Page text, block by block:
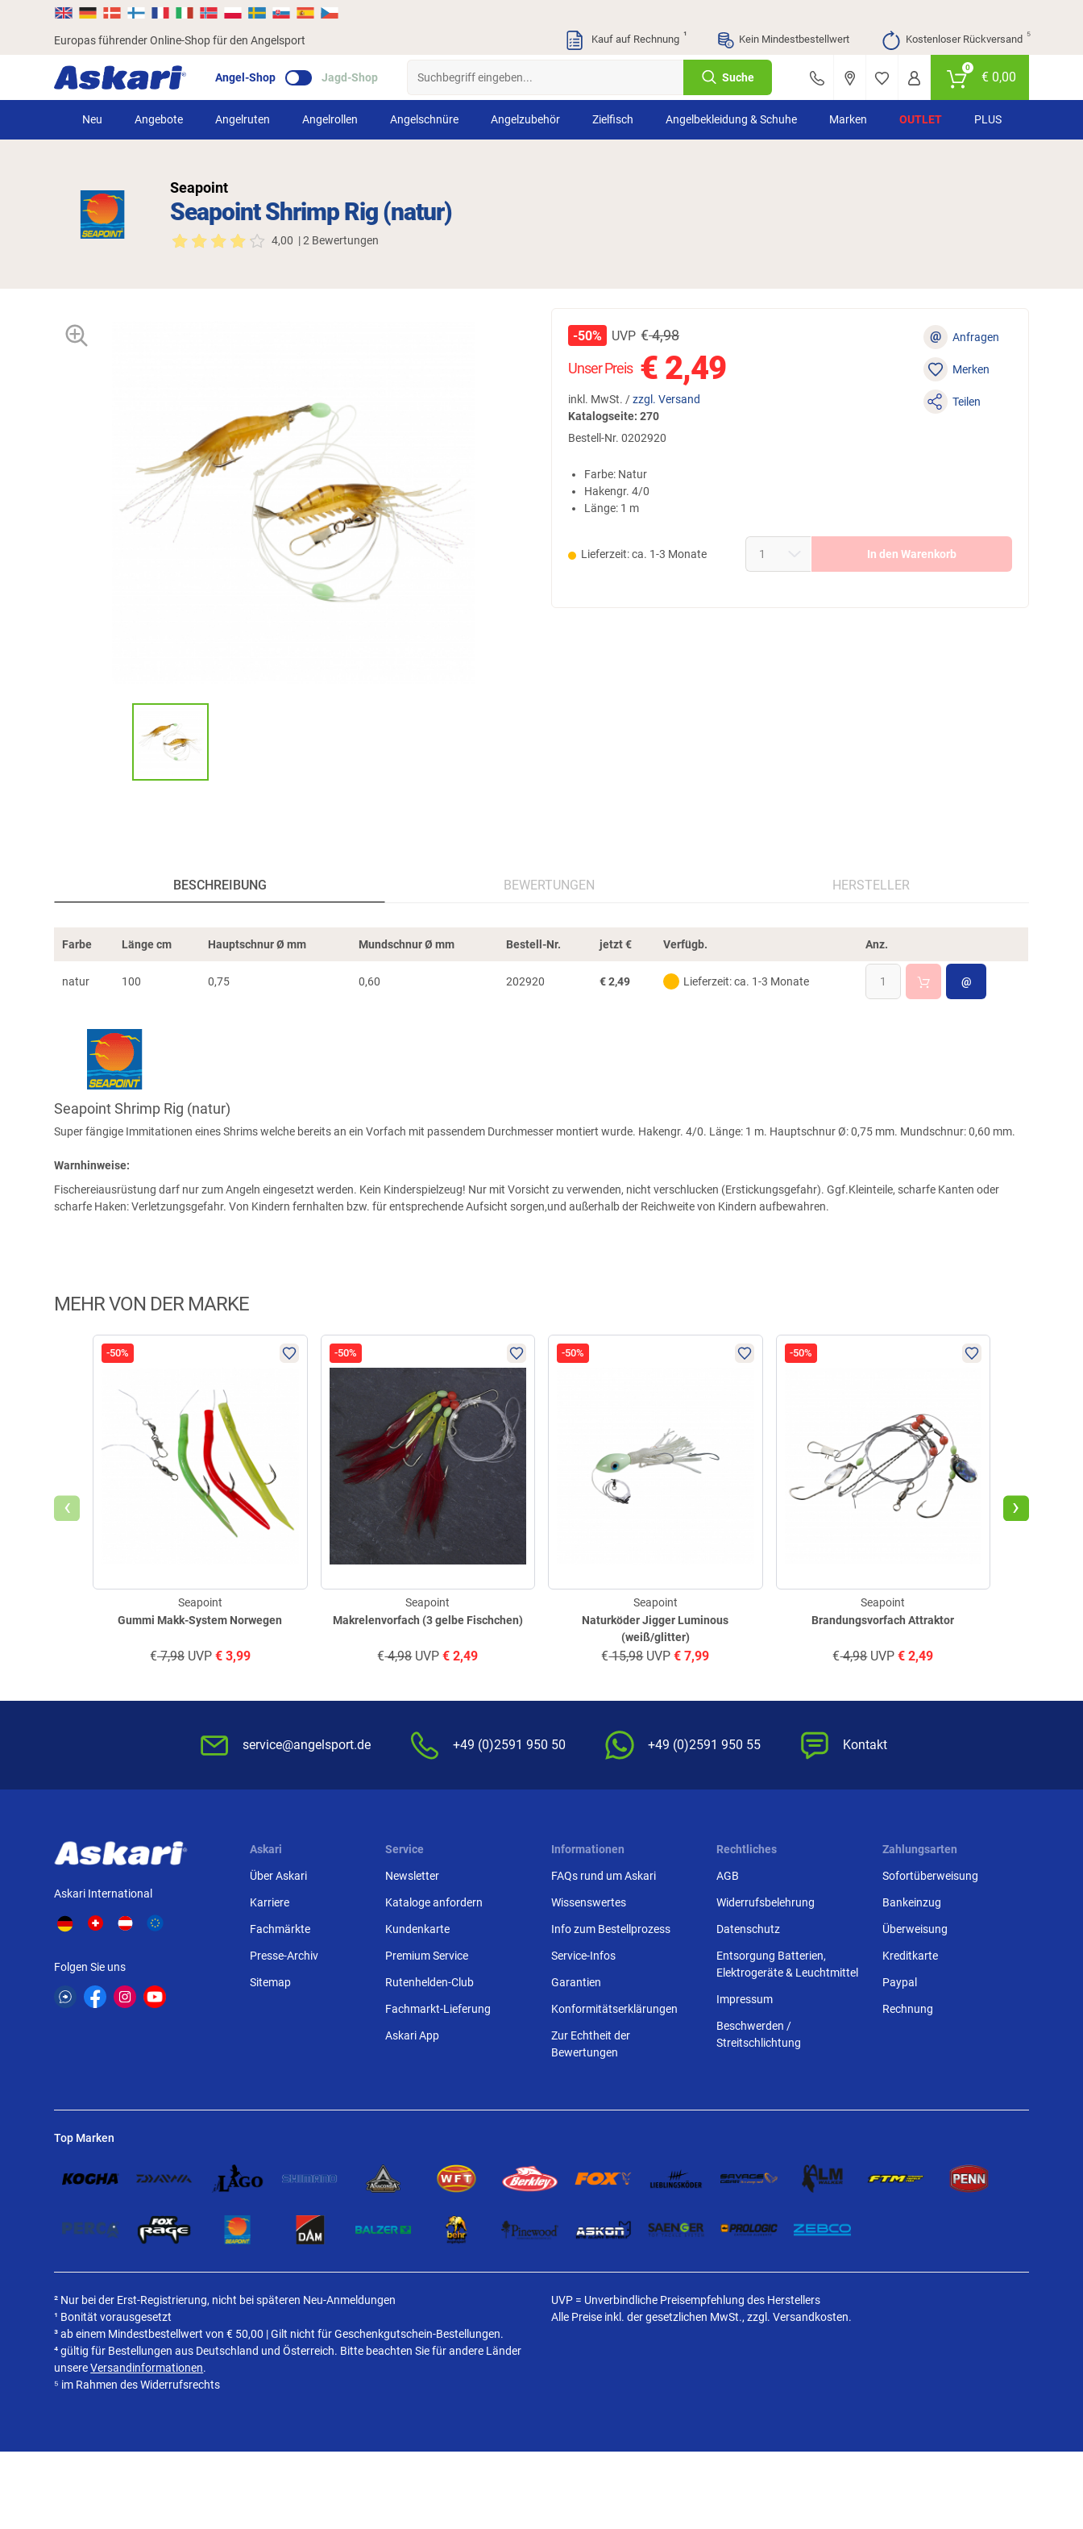
Europas führender Online-Shop für den Angelsport Kauf auf Rechnung ¹ Kein Mindestbestellwert Kostenloser Rückversand ⁵
Angel-Shop Jagd-Shop Suche
0
€0,00
Neu Angebote Angelruten Angelrollen Angelschnüre Angelzubehör Zielfisch Angelbekleidung & Schuhe Marken OUTLET PLUS
Seapoint Shrimp Rig (natur)
Seapoint
4,00 | 2 Bewertungen
Unser Preis € 2,49
inkl. MwSt. /zzgl. Versand
-50% UVP €4,98
Katalogseite: 270
Bestell-Nr. 0202920
Anfragen
@
Merken
Teilen
Farbe: Natur
Hakengr. 4/0
Länge: 1 m
Lieferzeit: ca. 1-3 Monate In den Warenkorb
BESCHREIBUNG BEWERTUNGEN HERSTELLER
Farbe Länge cm Hauptschnur Ø mm Mundschnur Ø mm Bestell-Nr. jetzt€ Verfügb. Anz.
natur 100 0,75 0,60 202920 €2,49 Lieferzeit: ca. 1-3 Monate @
Seapoint Shrimp Rig (natur)
Super fängige Immitationen eines Shrims welche bereits an ein Vorfach mit passendem Durchmesser montiert wurde. Hakengr. 4/0. Länge: 1 m. Hauptschnur Ø: 0,75 mm. Mundschnur: 0,60 mm.
Warnhinweise:
Fischereiausrüstung darf nur zum Angeln eingesetzt werden. Kein Kinderspielzeug! Nur mit Vorsicht zu verwenden, nicht verschlucken (Erstickungsgefahr). Ggf.Kleinteile, scharfe Kanten oder
scharfe Haken: Verletzungsgefahr. Von Kindern fernhalten bzw. für entsprechende Aufsicht sorgen,und außerhalb der Reichweite von Kindern aufbewahren.
MEHR VON DER MARKE
-50%
Gummi Makk-System Norwegen
Seapoint
€7,98UVP €3,99
-50%
Makrelenvorfach (3 gelbe Fischchen)
Seapoint
€4,98UVP € 2,49
-50%
Naturköder Jigger Luminous
(weiß/glitter)
Seapoint
€15,98UVP € 7,99
-50%
Brandungsvorfach Attraktor
Seapoint
€4,98UVP € 2,49
‹ ›
service@angelsport.de +49 (0)2591 950 50 +49 (0)2591 950 55 Kontakt
Askari International
Folgen Sie uns
Askari
Über Askari
Karriere
Fachmärkte
Presse-Archiv
Sitemap
Service
Newsletter
Kataloge anfordern
Kundenkarte
Premium Service
Rutenhelden-Club
Fachmarkt-Lieferung
Askari App
Informationen
FAQs rund um Askari
Wissenswertes
Info zum Bestellprozess
Service-Infos
Garantien
Konformitätserklärungen
Zur Echtheit der
Bewertungen
Rechtliches
AGB
Widerrufsbelehrung
Datenschutz
Entsorgung Batterien,
Elektrogeräte & Leuchtmittel
Impressum
Beschwerden /
Streitschlichtung
Zahlungsarten
Sofortüberweisung
Bankeinzug
Überweisung
Kreditkarte
Paypal
Rechnung
Top Marken
² Nur bei der Erst-Registrierung, nicht bei späteren Neu-Anmeldungen
¹ Bonität vorausgesetzt
³ ab einem Mindestbestellwert von€ 50,00 | Gilt nicht für Geschenkgutschein-Bestellungen.
⁴ gültig für Bestellungen aus Deutschland und Österreich. Bitte beachten Sie für andere Länder
unsereVersandinformationen.
⁵ im Rahmen des Widerrufsrechts
UVP = Unverbindliche Preisempfehlung des Herstellers
Alle Preise inkl. der gesetzlichen MwSt., zzgl. Versandkosten.